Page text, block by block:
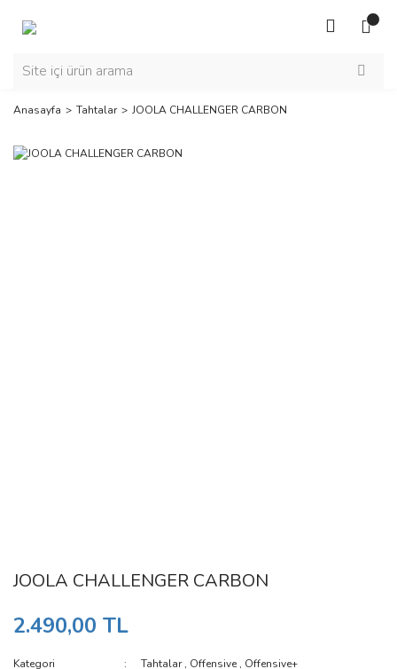
Anasayfa Tahtalar JOOLA CHALLENGER CARBON
JOOLA CHALLENGER CARBON
2.490,00 TL
Kategori Tahtalar, Offensive , Offensive+